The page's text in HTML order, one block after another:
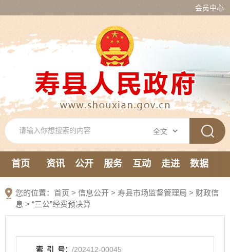
会员中心
首页 资讯 公开 服务 互动 走进
数据
您的位置： 首页 > 信息公开 > 寿县市场监督管理局 > 财政信
息 > “三公”经费预决算
索 引 号： /202412-00045